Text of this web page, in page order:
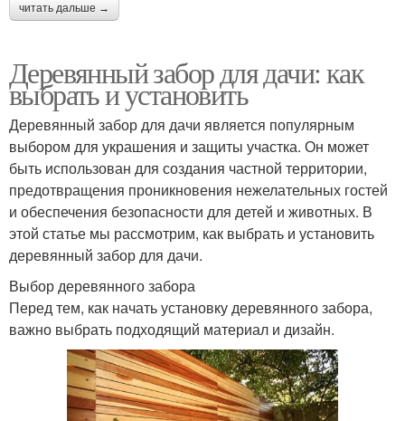
читать дальше →
Деревянный забор для дачи: как
выбрать и установить
Деревянный забор для дачи является популярным
выбором для украшения и защиты участка. Он может
быть использован для создания частной территории,
предотвращения проникновения нежелательных гостей
и обеспечения безопасности для детей и животных. В
этой статье мы рассмотрим, как выбрать и установить
деревянный забор для дачи.
Выбор деревянного забора
Перед тем, как начать установку деревянного забора,
важно выбрать подходящий материал и дизайн.